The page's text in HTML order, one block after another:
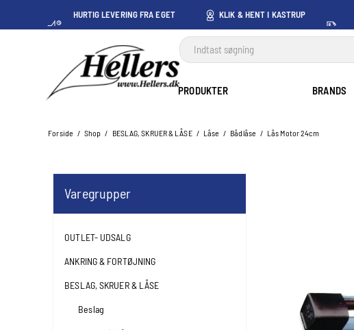
HURTIG LEVERING FRA EGET KLIK & HENT I KASTRUP
PRODUKTER BRANDS
Forside / Shop / BESLAG, SKRUER & LÅSE / Låse / Bådlåse / Lås Motor 24cm
Varegrupper
OUTLET- UDSALG
ANKRING & FORTØJNING
BESLAG, SKRUER & LÅSE
Beslag